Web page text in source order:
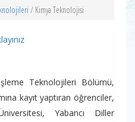
/ Kimya Teknolojisi
Teknolojileri Bölümü,
kayıt yaptıran öğrenciler,
Yabancı Diller